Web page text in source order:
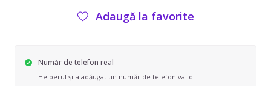
Adaugă la favorite
Număr de telefon real
Helperul și-a adăugat un număr de telefon valid